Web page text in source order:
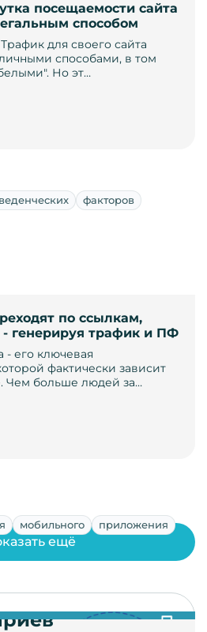
посещаемости сайта
способом
для своего сайта
способами, в том
Но эт…
факторов
по ссылкам,
- генерируя трафик и ПФ
- его ключевая
фактически зависит
Чем больше людей за…
мобильного приложения
ещё